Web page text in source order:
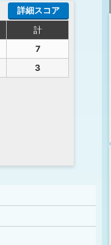
計
7
3
詳細スコア